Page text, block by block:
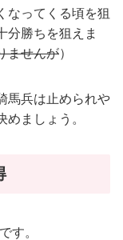
なってくる頃を狙
分勝ちを狙えま
ませんが）
馬兵は止められや
ましょう。
す。